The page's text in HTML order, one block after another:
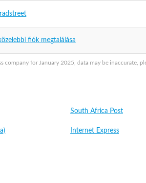
company for January 2025, data may be inaccurate,
fiók megtalálása
South Africa Post
Internet Express